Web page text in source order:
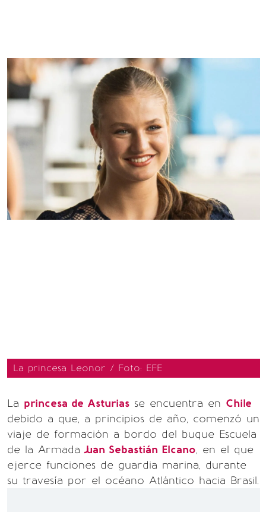
La princesa Leonor / Foto: EFE
La princesa de Asturias se encuentra en Chile
debido a que, a principios de año, comenzó un
viaje de formación a bordo del buque Escuela
de la Armada Juan Sebastián Elcano, en el que
ejerce funciones de guardia marina, durante
su travesía por el océano Atlántico hacia Brasil.